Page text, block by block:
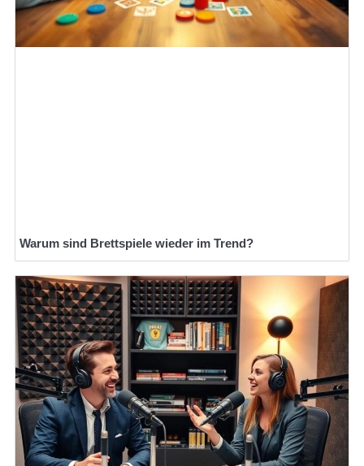
Warum sind Brettspiele wieder im Trend?